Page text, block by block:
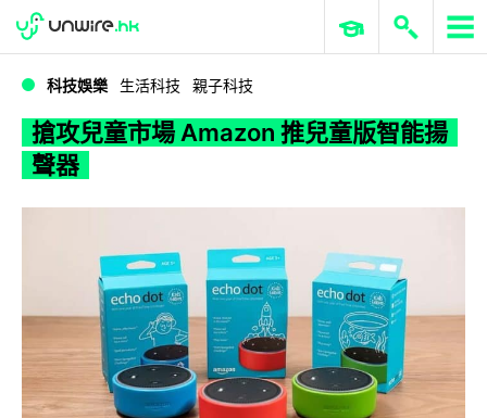
搶攻兒童市場 Amazon 推兒童版智能揚聲器
WWDC 2026 ERP 與商業 AI
科技娛樂 生活科技 親子科技
搶攻兒童市場 Amazon 推兒童版智能揚
聲器